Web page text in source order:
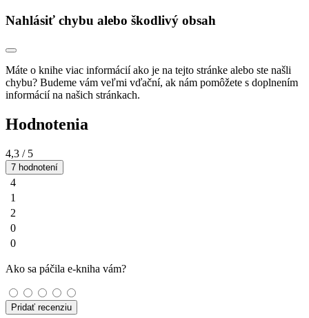
Nahlásiť chybu alebo škodlivý obsah
Máte o knihe viac informácií ako je na tejto stránke alebo ste našli
chybu? Budeme vám veľmi vďační, ak nám pomôžete s doplnením
informácií na našich stránkach.
Hodnotenia
4,3 / 5
7 hodnotení
4
1
2
0
0
Ako sa páčila e-kniha vám?
Pridať recenziu